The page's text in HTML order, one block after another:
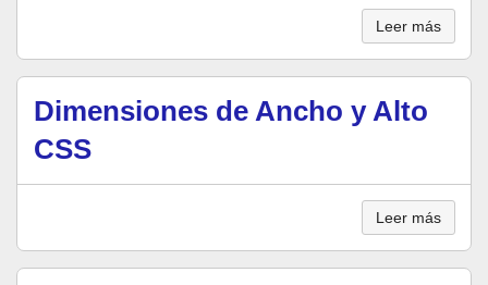
Leer más
Dimensiones de Ancho y Alto
CSS
Leer más